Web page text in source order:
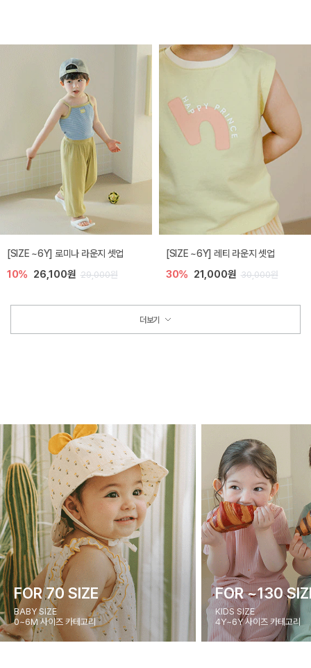
[SIZE ~6Y] 로미나 라운지 셋업
10% 26,100원 29,000원
[SIZE ~6Y] 레티 라운지 셋업
30% 21,000원 30,000원
더보기
FOR 70 SIZE
BABY SIZE
0~6M 사이즈 카테고리
FOR ~130
KIDS SIZE
4Y~6Y 사이즈 카테고리